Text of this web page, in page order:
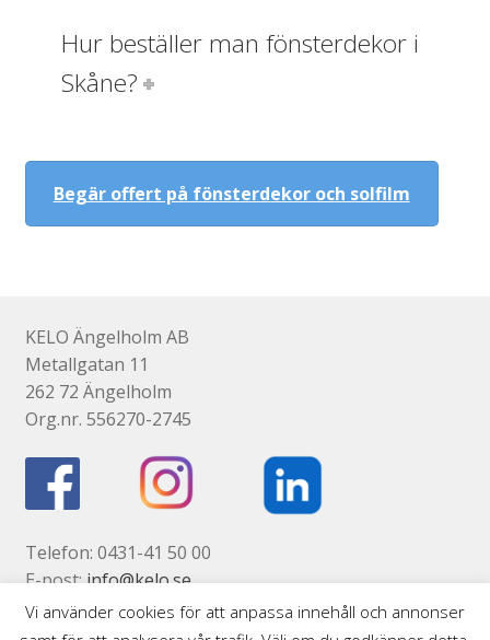
Hur beställer man fönsterdekor i
Skåne?
Begär offert på fönsterdekor och solfilm
KELO Ängelholm AB
Metallgatan 11
262 72 Ängelholm
Org.nr. 556270-2745
Telefon: 0431-41 50 00
E-post:info@kelo.se
Kontaktsida
Vi använder cookies för att anpassa innehåll och annonser